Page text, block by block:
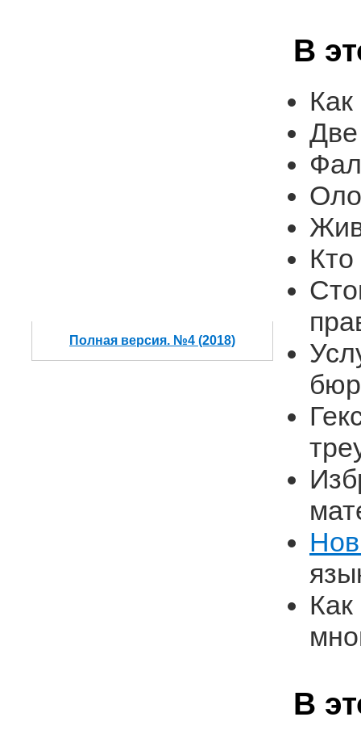
Полная версия. №4 (2018)
В
Две
Как
В